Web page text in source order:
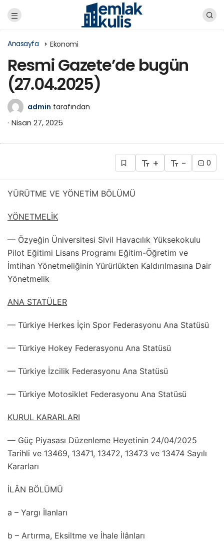
Anasayfa Ekonomi
Resmi Gazete’de bugün
(27.04.2025)
admin tarafından
Nisan 27, 2025
+ - 0
YÜRÜTME VE YÖNETİM BÖLÜMÜ
YÖNETMELİK
–– Özyeğin Üniversitesi Sivil Havacılık Yüksekokulu
Pilot Eğitimi Lisans Programı Eğitim-Öğretim ve
İmtihan Yönetmeliğinin Yürürlükten Kaldırılmasına Dair
Yönetmelik
ANA STATÜLER
–– Türkiye Herkes İçin Spor Federasyonu Ana Statüsü
–– Türkiye Hokey Federasyonu Ana Statüsü
–– Türkiye İzcilik Federasyonu Ana Statüsü
–– Türkiye Motosiklet Federasyonu Ana Statüsü
KURUL KARARLARI
–– Güç Piyasası Düzenleme Heyetinin 24/04/2025
Tarihli ve 13469, 13471, 13472, 13473 ve 13474 Sayılı
Kararları
İLÂN BÖLÜMÜ
a – Yargı İlanları
b – Artırma, Eksiltme ve İhale İlânları